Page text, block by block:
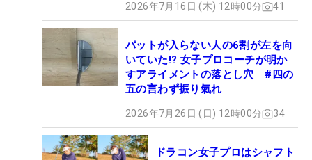
2026年7月16日 (木) 12時00分 41
パットが入らない人の6割が左を向
いていた!? 女子プロコーチが明か
すアライメントの落とし穴 #四の
五の言わず振り氣れ
2026年7月26日 (日) 12時00分 34
ドラコン女子プロはシャフト